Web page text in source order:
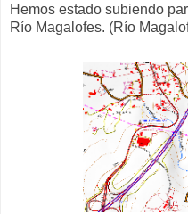
Hemos estado subiendo
Río Magalofes. (Río